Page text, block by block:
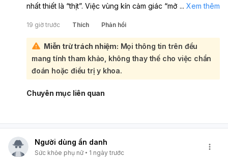
nhất thiết là “thịt”. Việc vùng kín cảm giác “mở rộng, không
viêm trước đó. Tuy nhiên, nếu bạn thấy ra nhiều cục bất
thường, kèm mùi hôi, ngứa, rát, đau bụng dưới hoặc khí
hư lạ thì cần đi khám phụ khoa sớm để kiểm tra. Bạn
không nên tự đoán hay tự dùng thuốc thêm. Nếu có thể,
hãy theo dõi lượng máu, màu sắc, mùi và kích thước cục
ra để báo bác sĩ khi khám.
... Xem thêm
19 giờ trước Thích Phản hồi
Miễn trừ trách nhiệm: Mọi thông tin trên đều
mang tính tham khảo, không thay thế cho việc chẩn
đoán hoặc điều trị y khoa.
Chuyên mục liên quan
Người dùng ẩn danh
Sức khỏe phụ nữ 1 ngày trước